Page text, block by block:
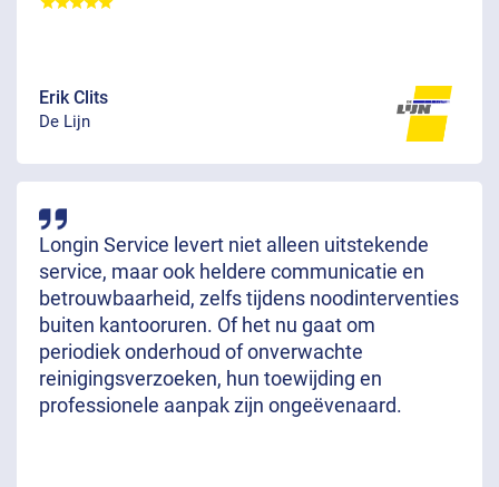
Erik Clits
De Lijn
Longin Service levert niet alleen uitstekende
service, maar ook heldere communicatie en
betrouwbaarheid, zelfs tijdens noodinterventies
buiten kantooruren. Of het nu gaat om
periodiek onderhoud of onverwachte
reinigingsverzoeken, hun toewijding en
professionele aanpak zijn ongeëvenaard.